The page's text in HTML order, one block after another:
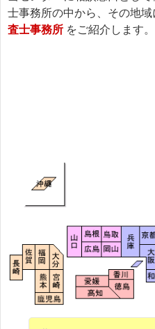
士事務所の中から、その地
査士事務所 をご紹介します。